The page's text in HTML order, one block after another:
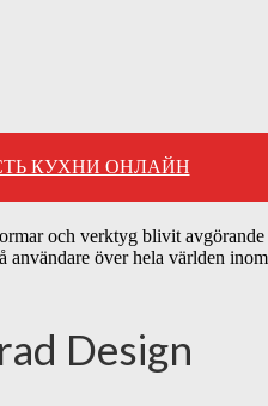
КУХНИ ОНЛАЙН
och verktyg blivit
över hela världen
Design